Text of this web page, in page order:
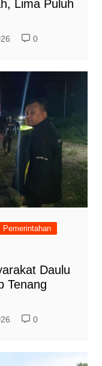
Lima Puluh
0
Pemerintahan
Daulu
Tenang
0